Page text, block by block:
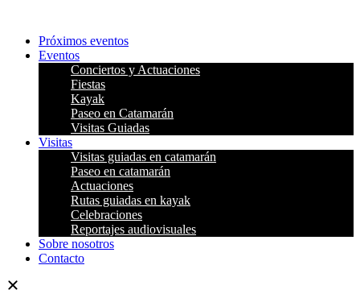
contenidoPróximos eventos
Eventos
Conciertos y Actuaciones
Fiestas
Kayak
Paseo en Catamarán
Visitas Guiadas
Visitas
Visitas guiadas en catamarán
Paseo en catamarán
Actuaciones
Rutas guiadas en kayak
Celebraciones
Reportajes audiovisuales
Sobre nosotros
Contacto